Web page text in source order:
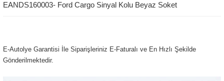
EANDS160003- Ford Cargo Sinyal Kolu Beyaz Soket
E-Autolye Garantisi İle Siparişleriniz E-Faturalı ve En Hızlı Şekilde
Gönderilmektedir.